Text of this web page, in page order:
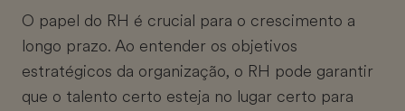
O papel do RH é crucial para o crescimento a
longo prazo. Ao entender os objetivos
estratégicos da organização, o RH pode garantir
que o talento certo esteja no lugar certo para